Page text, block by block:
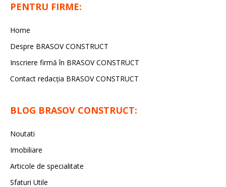
PENTRU FIRME:
Home
Despre BRASOV CONSTRUCT
Inscriere firmă în BRASOV CONSTRUCT
Contact redacţia BRASOV CONSTRUCT
BLOG BRASOV CONSTRUCT:
Noutati
Imobiliare
Articole de specialitate
Sfaturi Utile